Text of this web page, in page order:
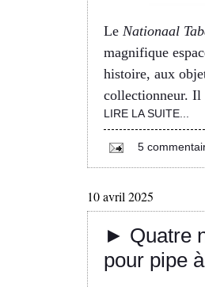
Le Nationaal
magnifique
histoire, aux
collectionneur. Il
LIRE LA SUITE...
5
10 avril 2025
► Quatre
pour pipe